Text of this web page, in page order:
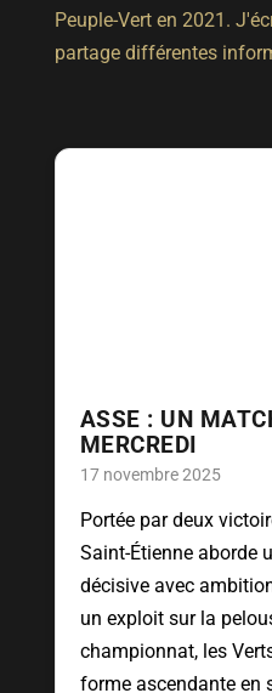
Peuple-Vert en 2021.
partage différentes
ASSE : UN
MERCREDI
17 novembre 2025
Portée par deux
Saint-Étienne aborde
décisive avec
un exploit sur la
championnat, les
forme ascendante en